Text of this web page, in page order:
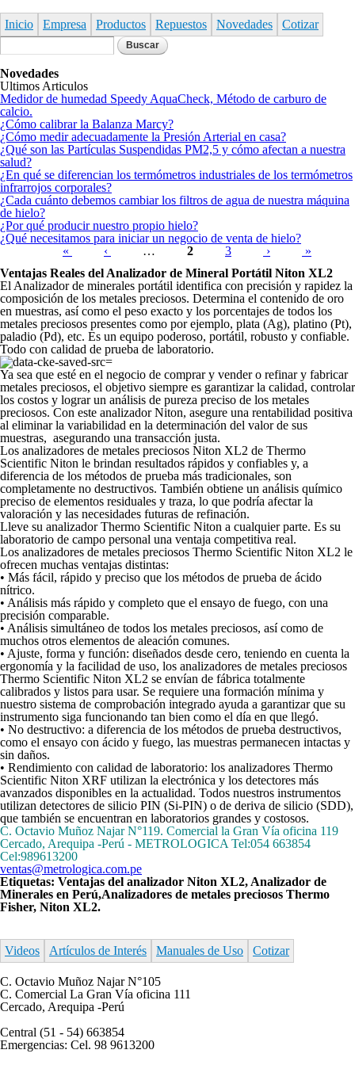
Inicio
Empresa Productos Repuestos Novedades
Cotizar
Formulario de búsqueda
Novedades
Ultimos Articulos
Medidor de humedad Speedy AquaCheck, Método de carburo de
calcio.
¿Cómo calibrar la Balanza Marcy?
¿Cómo medir adecuadamente la Presión Arterial en casa?
¿Qué son las Partículas Suspendidas PM2,5 y cómo afectan a nuestra
salud?
¿En qué se diferencian los termómetros industriales de los termómetros
infrarrojos corporales?
¿Cada cuánto debemos cambiar los filtros de agua de nuestra máquina
de hielo?
¿Por qué producir nuestro propio hielo?
¿Qué necesitamos para iniciar un negocio de venta de hielo?
« ‹ … 2 3 ›
»
Ventajas Reales del Analizador de Mineral Portátil Niton XL2
El Analizador de minerales portátil identifica con precisión y rapidez la
composición de los metales preciosos. Determina el contenido de oro
en muestras, así como el peso exacto y los porcentajes de todos los
metales preciosos presentes como por ejemplo, plata (Ag), platino (Pt),
paladio (Pd), etc. Es un equipo poderoso, portátil, robusto y confiable.
Todo con calidad de prueba de laboratorio.
Ya sea que esté en el negocio de comprar y vender o refinar y fabricar
metales preciosos, el objetivo siempre es garantizar la calidad, controlar
los costos y lograr un análisis de pureza preciso de los metales
preciosos. Con este analizador Niton, asegure una rentabilidad positiva
al eliminar la variabilidad en la determinación del valor de sus
muestras, asegurando una transacción justa.
Los analizadores de metales preciosos Niton XL2 de Thermo
Scientific Niton le brindan resultados rápidos y confiables y, a
diferencia de los métodos de prueba más tradicionales, son
completamente no destructivos. También obtiene un análisis químico
preciso de elementos residuales y traza, lo que podría afectar la
valoración y las necesidades futuras de refinación.
Lleve su analizador Thermo Scientific Niton a cualquier parte. Es su
laboratorio de campo personal una ventaja competitiva real.
Los analizadores de metales preciosos Thermo Scientific Niton XL2 le
ofrecen muchas ventajas distintas:
• Más fácil, rápido y preciso que los métodos de prueba de ácido
nítrico.
• Análisis más rápido y completo que el ensayo de fuego, con una
precisión comparable.
• Análisis simultáneo de todos los metales preciosos, así como de
muchos otros elementos de aleación comunes.
• Ajuste, forma y función: diseñados desde cero, teniendo en cuenta la
ergonomía y la facilidad de uso, los analizadores de metales preciosos
Thermo Scientific Niton XL2 se envían de fábrica totalmente
calibrados y listos para usar. Se requiere una formación mínima y
nuestro sistema de comprobación integrado ayuda a garantizar que su
instrumento siga funcionando tan bien como el día en que llegó.
• No destructivo: a diferencia de los métodos de prueba destructivos,
como el ensayo con ácido y fuego, las muestras permanecen intactas y
sin daños.
• Rendimiento con calidad de laboratorio: los analizadores Thermo
Scientific Niton XRF utilizan la electrónica y los detectores más
avanzados disponibles en la actualidad. Todos nuestros instrumentos
utilizan detectores de silicio PIN (Si-PIN) o de deriva de silicio (SDD),
que también se encuentran en laboratorios grandes y costosos.
C. Octavio Muñoz Najar N°119. Comercial la Gran Vía oficina 119
Cercado, Arequipa -Perú - METROLOGICA Tel:054 663854
Cel:989613200
ventas@metrologica.com.pe
Etiquetas: Ventajas del analizador Niton XL2, Analizador de
Minerales en Perú,Analizadores de metales preciosos Thermo
Fisher, Niton XL2.
Videos Artículos de Interés Manuales de Uso Cotizar
C. Octavio Muñoz Najar N°105
C. Comercial La Gran Vía oficina 111
Cercado, Arequipa -Perú
Central (51 - 54) 663854
Emergencias: Cel. 98 9613200